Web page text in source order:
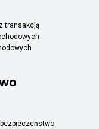
transakcją